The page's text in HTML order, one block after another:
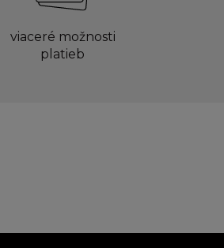
viaceré možnosti
platieb